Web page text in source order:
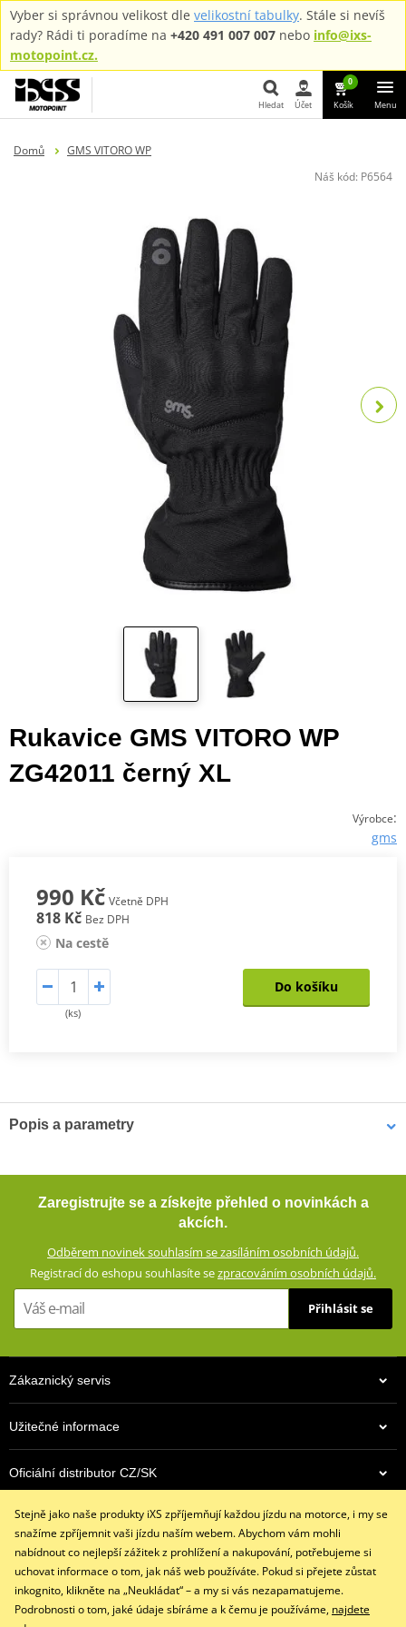
Vyber si správnou velikost dle velikostní tabulky. Stále si nevíš
rady? Rádi ti poradíme na +420 491 007 007 nebo info@ixs-
motopoint.cz.
Hledat Účet
0
Košík Menu
Domů
GMS VITORO WP
Náš kód: P6564
Rukavice GMS VITORO WP
ZG42011 černý XL
Výrobce:
gms
990 Kč Včetně DPH
818 Kč Bez DPH
Na cestě
(ks)
Do košíku
Popis a parametry
Pohodlný vnější materiál softshell (100 % polyester)
Membrána HIPORA® (nepromokavá, větruodolná, prodyšná)
Stěrka na hledí na ukazováčku
Reflexní prvky
Chránič kloubů
Zesílená dlaň s kůží
Lehká tepelná výplň
Splňuje normu EN 13594:2015, kategorie 1
GMS SIZE
GMS SIZES
Zaregistrujte se a získejte přehled o novinkách a
akcích.
Odběrem novinek souhlasím se zasíláním osobních údajů.
Registrací do eshopu souhlasíte sezpracováním osobních údajů.
Přihlásit se
Zákaznický servis
Užitečné informace
Oficiální distributor CZ/SK
Kontaktujte nás
info@ixs-motopoint.cz
Po - Pá (8:00 - 16:30)
Stejně jako naše produkty iXS zpříjemňují každou jízdu na motorce, i my se
snažíme zpříjemnit vaši jízdu naším webem. Abychom vám mohli
nabídnout co nejlepší zážitek z prohlížení a nakupování, potřebujeme si
uchovat informace o tom, jak náš web používáte. Pokud si přejete zůstat
inkognito, klikněte na „Neukládat“ – a my si vás nezapamatujeme.
Podrobnosti o tom, jaké údaje sbíráme a k čemu je používáme, najdete